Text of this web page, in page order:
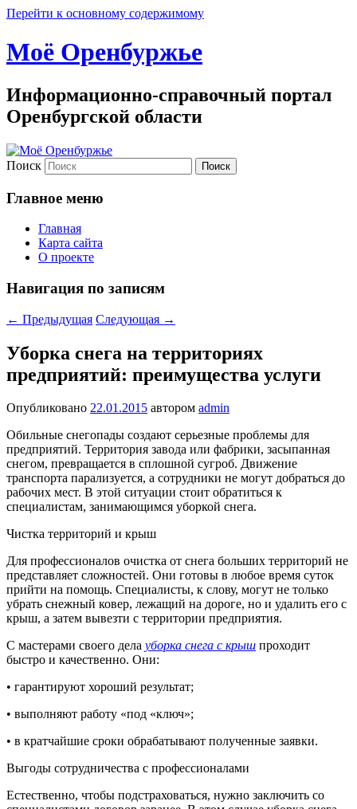
Перейти к основному содержимому
Моё Оренбуржье
Информационно-справочный портал
Оренбургской области
Поиск
Главное меню
Главная
Карта сайта
О проекте
Навигация по записям
← Предыдущая Следующая →
Уборка снега на территориях
предприятий: преимущества услуги
Опубликовано 22.01.2015 автором admin
Обильные снегопады создают серьезные проблемы для
предприятий. Территория завода или фабрики, засыпанная
снегом, превращается в сплошной сугроб. Движение
транспорта парализуется, а сотрудники не могут добраться до
рабочих мест. В этой ситуации стоит обратиться к
специалистам, занимающимся уборкой снега.
Чистка территорий и крыш
Для профессионалов очистка от снега больших территорий не
представляет сложностей. Они готовы в любое время суток
прийти на помощь. Специалисты, к слову, могут не только
убрать снежный ковер, лежащий на дороге, но и удалить его с
крыш, а затем вывезти с территории предприятия.
С мастерами своего дела уборка снега с крыш проходит
быстро и качественно. Они:
• гарантируют хороший результат;
• выполняют работу «под «ключ»;
• в кратчайшие сроки обрабатывают полученные заявки.
Выгоды сотрудничества с профессионалами
Естественно, чтобы подстраховаться, нужно заключить со